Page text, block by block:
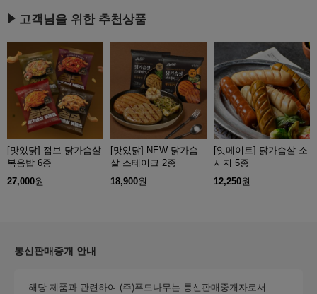
고객님을 위한 추천상품
[맛있닭] 점보 닭가슴살
볶음밥 6종
27,000원
[맛있닭] NEW 닭가슴
살 스테이크 2종
18,900원
[잇메이트] 닭가슴살 소
시지 5종
12,250원
통신판매중개 안내
해당 제품과 관련하여 (주)푸드나무는 통신판매중개자로서